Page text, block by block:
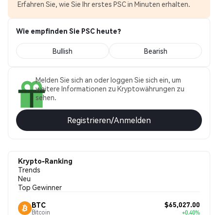
Erfahren Sie, wie Sie Ihr erstes PSC in Minuten erhalten.
Wie empfinden Sie PSC heute?
Bullish Bearish
Melden Sie sich an oder loggen Sie sich ein, um
weitere Informationen zu Kryptowährungen zu
sehen.
Registrieren/Anmelden
Krypto-Ranking
Trends
Neu
Top Gewinner
BTC
Bitcoin
$65,027.00
+0.40%